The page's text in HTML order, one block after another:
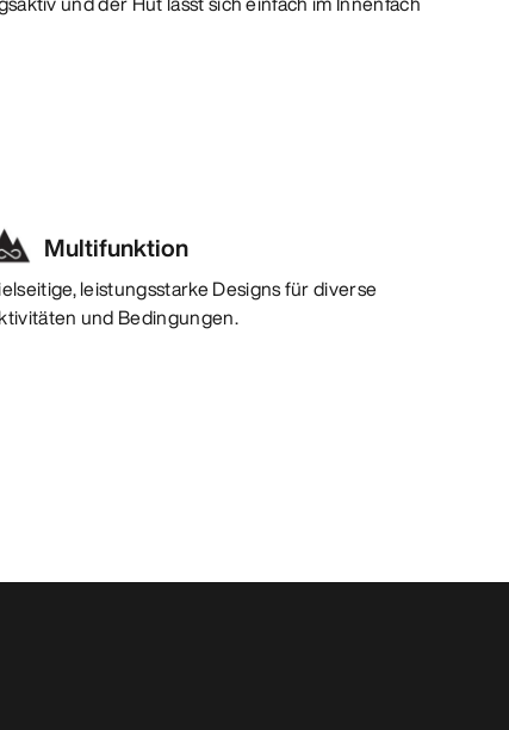
Multifunktion
leistungsstarke Designs für diverse
und Bedingungen.